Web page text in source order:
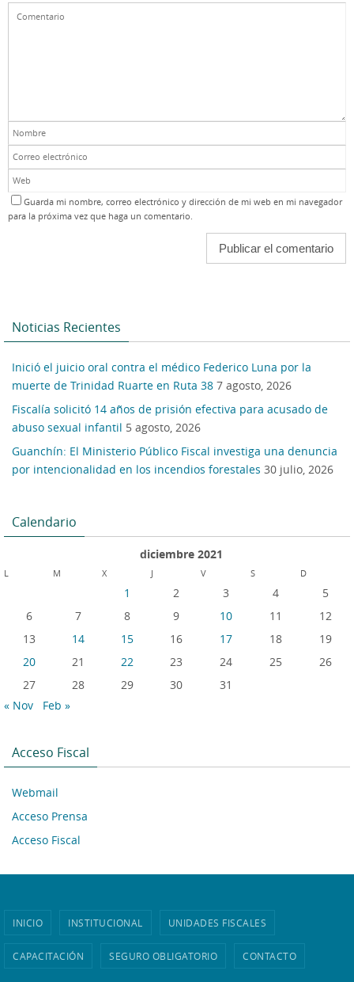
Guarda mi nombre, correo electrónico y dirección de mi web en mi navegador
para la próxima vez que haga un comentario.
Noticias Recientes
Inició el juicio oral contra el médico Federico Luna por la
muerte de Trinidad Ruarte en Ruta 38 7 agosto, 2026
Fiscalía solicitó 14 años de prisión efectiva para acusado de
abuso sexual infantil 5 agosto, 2026
Guanchín: El Ministerio Público Fiscal investiga una denuncia
por intencionalidad en los incendios forestales 30 julio, 2026
Calendario
diciembre 2021
L M X J V S D
1 2 3 4
5
6
7 8 9 10 11
12
13
14 15 16 17 18
19
20
21 22 23 24 25
26
27
28 29 30
31
« Nov
Feb »
Acceso Fiscal
Webmail
Acceso Prensa
Acceso Fiscal
INICIO INSTITUCIONAL UNIDADES FISCALES
CAPACITACIÓN SEGURO OBLIGATORIO CONTACTO